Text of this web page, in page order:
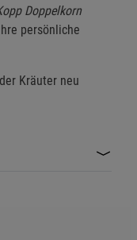
Doppelkorn
persönliche
Kräuter neu